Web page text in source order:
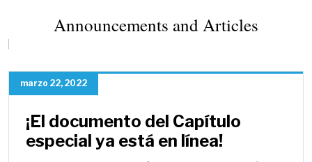
Announcements and Articles
marzo 22, 2022
¡El documento del Capítulo
especial ya está en línea!